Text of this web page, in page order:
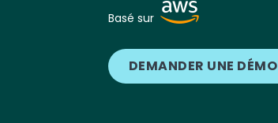
Basé sur Image
DEMANDER UNE DÉMO